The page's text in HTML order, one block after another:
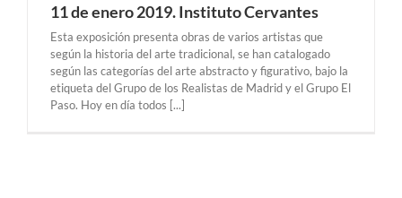
11 de enero 2019. Instituto Cervantes
Esta exposición presenta obras de varios artistas que
según la historia del arte tradicional, se han catalogado
según las categorías del arte abstracto y figurativo, bajo la
etiqueta del Grupo de los Realistas de Madrid y el Grupo El
Paso. Hoy en día todos [...]